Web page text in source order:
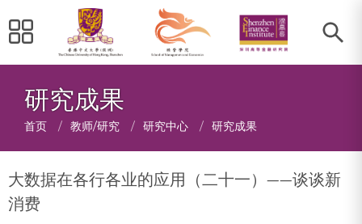
研究成果
面
包
屑
首页 / 教师/研究 / 研究中心 / 研究成果
大数据在各行各业的应用（二十一）——谈谈新
消费